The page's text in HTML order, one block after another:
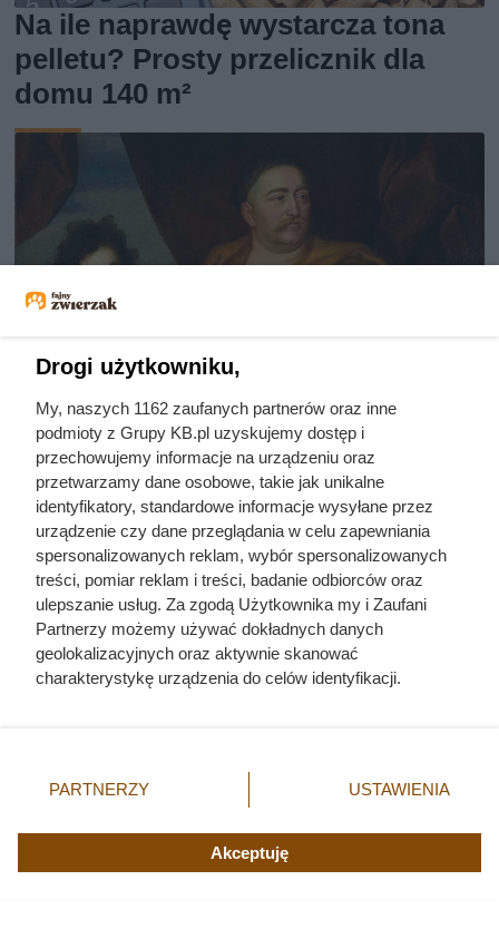
Na ile naprawdę wystarcza tona
pelletu? Prosty przelicznik dla
domu 140 m²
Dlaczego nikt nie chciał poślubić
syna Jana III Sobieskiego?
Odpowiedź zaskakuje
Drogi użytkowniku,
My, naszych 1162 zaufanych partnerów oraz inne
podmioty z Grupy KB.pl uzyskujemy dostęp i
przechowujemy informacje na urządzeniu oraz
przetwarzamy dane osobowe, takie jak unikalne
identyfikatory, standardowe informacje wysyłane przez
urządzenie czy dane przeglądania w celu zapewniania
spersonalizowanych reklam, wybór spersonalizowanych
treści, pomiar reklam i treści, badanie odbiorców oraz
ulepszanie usług. Za zgodą Użytkownika my i Zaufani
Partnerzy możemy używać dokładnych danych
geolokalizacyjnych oraz aktywnie skanować
charakterystykę urządzenia do celów identyfikacji.
zmienić/wycofać klikając przycisk ustawień prywatności
znajdujący się w lewym dolnym rogu strony. Niektóre
użytkownika, ale masz prawo sprzeciwić się takiemu
przetwarzaniu. Preferencje będą miały zastosowania tylko
PARTNERZY USTAWIENIA
Akceptuję